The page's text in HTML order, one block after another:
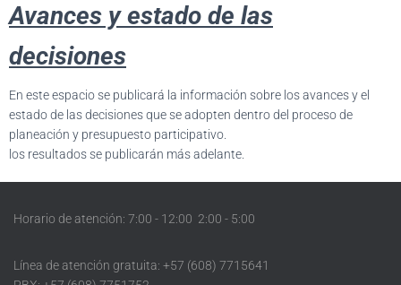
Avances y estado de las
decisiones
En este espacio se publicará la información sobre los avances y el
estado de las decisiones que se adopten dentro del proceso de
planeación y presupuesto participativo.
los resultados se publicarán más adelante.
Horario de atención: 7:00 - 12:00 2:00 - 5:00
Línea de atención gratuita: +57 (608) 7715641